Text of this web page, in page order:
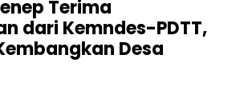
Terima
dari Kemndes-PDTT,
Desa